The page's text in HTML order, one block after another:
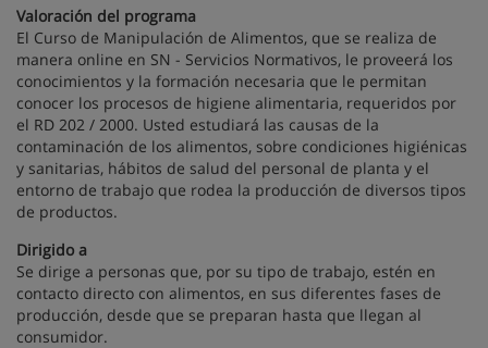
Valoración del programa
El Curso de Manipulación de Alimentos, que se realiza de
manera online en SN - Servicios Normativos, le proveerá los
conocimientos y la formación necesaria que le permitan
conocer los procesos de higiene alimentaria, requeridos por
el RD 202 / 2000. Usted estudiará las causas de la
contaminación de los alimentos, sobre condiciones higiénicas
y sanitarias, hábitos de salud del personal de planta y el
entorno de trabajo que rodea la producción de diversos tipos
de productos.
Dirigido a
Se dirige a personas que, por su tipo de trabajo, estén en
contacto directo con alimentos, en sus diferentes fases de
producción, desde que se preparan hasta que llegan al
consumidor.